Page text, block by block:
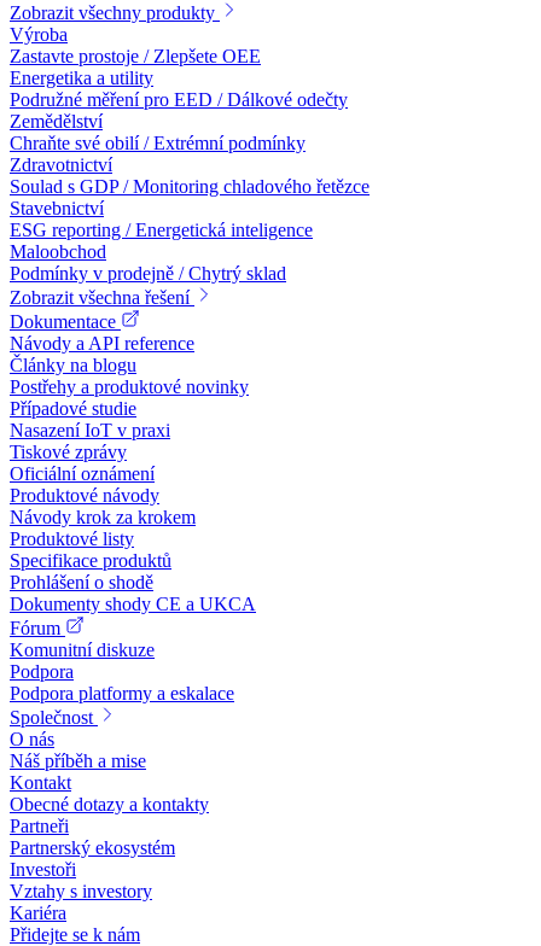
Zobrazit všechny produkty
Výroba
Zastavte prostoje / Zlepšete OEE
Energetika a utility
Podružné měření pro EED / Dálkové odečty
Zemědělství
Chraňte své obilí / Extrémní podmínky
Zdravotnictví
Soulad s GDP / Monitoring chladového řetězce
Stavebnictví
ESG reporting / Energetická inteligence
Maloobchod
Podmínky v prodejně / Chytrý sklad
Zobrazit všechna řešení
Dokumentace
Návody a API reference
Články na blogu
Postřehy a produktové novinky
Případové studie
Nasazení IoT v praxi
Tiskové zprávy
Oficiální oznámení
Produktové návody
Návody krok za krokem
Produktové listy
Specifikace produktů
Prohlášení o shodě
Dokumenty shody CE a UKCA
Fórum
Komunitní diskuze
Podpora
Podpora platformy a eskalace
Společnost
O nás
Náš příběh a mise
Kontakt
Obecné dotazy a kontakty
Partneři
Partnerský ekosystém
Investoři
Vztahy s investory
Kariéra
Přidejte se k nám